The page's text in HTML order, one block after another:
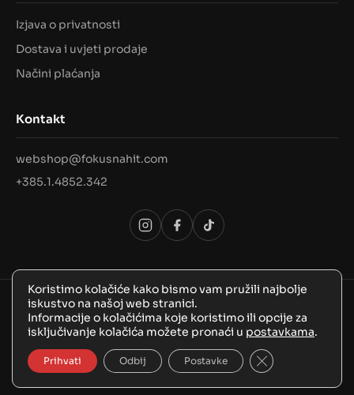
Izjava o privatnosti
Dostava i uvjeti prodaje
Načini plaćanja
Kontakt
webshop@fokusnahit.com
+385.1.4852.342
© 2026 Sva prava pridržana, FokusNaHit!
BozooArt
Koristimo kolačiće kako bismo vam pružili najbolje
iskustvo na našoj web stranici.
Informacije o kolačićima koje koristimo ili opcije za
isključivanje kolačića možete pronaći u postavkama.
Prihvati Odbij Postavke Close GDPR